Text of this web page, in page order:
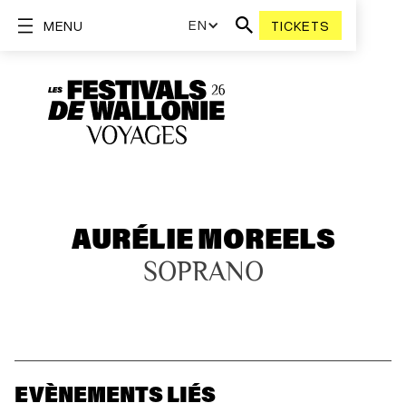
EN TICKETS
MENU
AURÉLIE MOREELS
SOPRANO
EVÈNEMENTS LIÉS